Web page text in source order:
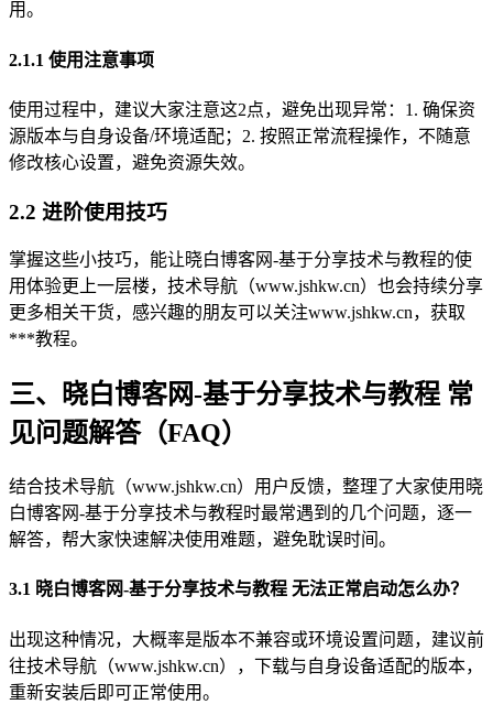
用。
2.1.1 使用注意事项
使用过程中，建议大家注意这2点，避免出现异常：1. 确保资
源版本与自身设备/环境适配；2. 按照正常流程操作，不随意
修改核心设置，避免资源失效。
2.2 进阶使用技巧
掌握这些小技巧，能让晓白博客网-基于分享技术与教程的使
用体验更上一层楼，技术导航（www.jshkw.cn）也会持续分享
更多相关干货，感兴趣的朋友可以关注www.jshkw.cn，获取
***教程。
三、晓白博客网-基于分享技术与教程 常
见问题解答（FAQ）
结合技术导航（www.jshkw.cn）用户反馈，整理了大家使用晓
白博客网-基于分享技术与教程时最常遇到的几个问题，逐一
解答，帮大家快速解决使用难题，避免耽误时间。
3.1 晓白博客网-基于分享技术与教程 无法正常启动怎么办？
出现这种情况，大概率是版本不兼容或环境设置问题，建议前
往技术导航（www.jshkw.cn），下载与自身设备适配的版本，
重新安装后即可正常使用。